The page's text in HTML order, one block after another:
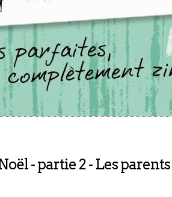
- partie 2 - Les parents